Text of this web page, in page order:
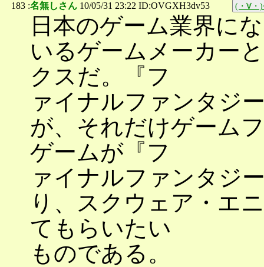
183 :名無しさん 10/05/31 23:22 ID:OVGXH3dv53 (・∀・
日本のゲーム業界に
いるゲームメーカー
クスだ。『フ
ァイナルファンタジ
が、それだけゲーム
ゲームが『フ
ァイナルファンタジ
り、スクウェア・エ
てもらいたい
ものである。